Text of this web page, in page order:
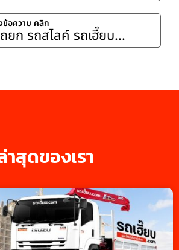
ข้อความ คลิก
ยก รถสไลค์ รถเฮี๊ยบ...
สุดของเรา